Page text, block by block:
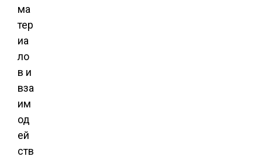
ма
тер
иа
ло
в и
вза
им
од
ей
ств